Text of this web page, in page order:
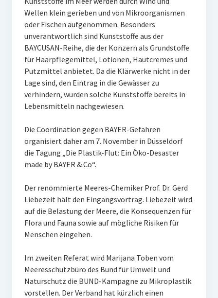
Wellen klein gerieben und von Mikroorganismen
oder Fischen aufgenommen. Besonders
unverantwortlich sind Kunststoffe aus der
BAYCUSAN-Reihe, die der Konzern als Grundstoffe
für Haarpflegemittel, Lotionen, Hautcremes und
Putzmittel anbietet. Da die Klärwerke nicht in der
Lage sind, den Eintrag in die Gewässer zu
verhindern, wurden solche Kunststoffe bereits in
Lebensmitteln nachgewiesen.
Die Coordination gegen BAYER-Gefahren
organisiert daher am 7. November in Düsseldorf
die Tagung „Die Plastik-Flut: Ein Öko-Desaster
made by BAYER & Co“.
Der renommierte Meeres-Chemiker Prof. Dr. Gerd
Liebezeit hält den Eingangsvortrag. Liebezeit wird
auf die Belastung der Meere, die Konsequenzen für
Flora und Fauna sowie auf mögliche Risiken für
Menschen eingehen.
Im zweiten Referat wird Marijana Toben vom
Meeresschutzbüro des Bund für Umwelt und
Naturschutz die BUND-Kampagne zu Mikroplastik
vorstellen. Der Verband hat kürzlich einen